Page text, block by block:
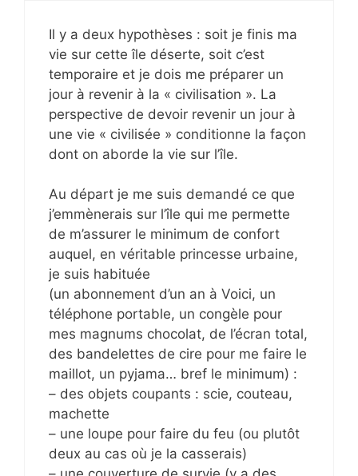
Il y a deux hypothèses : soit je finis ma
vie sur cette île déserte, soit c’est
temporaire et je dois me préparer un
jour à revenir à la « civilisation ». La
perspective de devoir revenir un jour à
une vie « civilisée » conditionne la façon
dont on aborde la vie sur l’île.
Au départ je me suis demandé ce que
j’emmènerais sur l’île qui me permette
de m’assurer le minimum de confort
auquel, en véritable princesse urbaine,
je suis habituée
(un abonnement d’un an à Voici, un
téléphone portable, un congèle pour
mes magnums chocolat, de l’écran total,
des bandelettes de cire pour me faire le
maillot, un pyjama… bref le minimum) :
– des objets coupants : scie, couteau,
machette
– une loupe pour faire du feu (ou plutôt
deux au cas où je la casserais)